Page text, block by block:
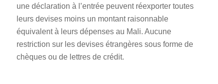
une déclaration à l’entrée peuvent réexporter toutes
leurs devises moins un montant raisonnable
équivalent à leurs dépenses au Mali. Aucune
restriction sur les devises étrangères sous forme de
chèques ou de lettres de crédit.